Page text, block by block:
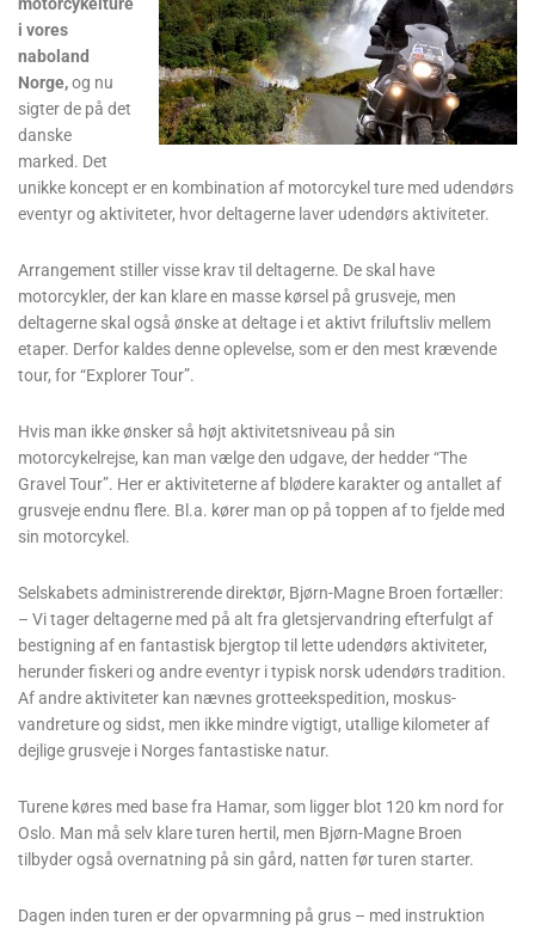
i vores
naboland
Norge,og nu
sigter de på det
danske
marked. Det
unikke koncept er en kombination af motorcykel ture med udendørs
eventyr og aktiviteter, hvor deltagerne laver udendørs aktiviteter.
Arrangement stiller visse krav til deltagerne. De skal have
motorcykler, der kan klare en masse kørsel på grusveje, men
deltagerne skal også ønske at deltage i et aktivt friluftsliv mellem
etaper. Derfor kaldes denne oplevelse, som er den mest krævende
tour, for “Explorer Tour”.
Hvis man ikke ønsker så højt aktivitetsniveau på sin
motorcykelrejse, kan man vælge den udgave, der hedder “The
Gravel Tour”. Her er aktiviteterne af blødere karakter og antallet af
grusveje endnu flere. Bl.a. kører man op på toppen af ​​to fjelde med
sin motorcykel.
Selskabets administrerende direktør, Bjørn-Magne Broen fortæller:
– Vi tager deltagerne med på alt fra gletsjervandring efterfulgt af
bestigning af ​​en fantastisk bjergtop til lette udendørs aktiviteter,
herunder fiskeri og andre eventyr i typisk norsk udendørs tradition.
Af andre aktiviteter kan nævnes grotteekspedition, moskus-
vandreture og sidst, men ikke mindre vigtigt, utallige kilometer af
dejlige grusveje i Norges fantastiske natur.
Turene køres med base fra Hamar, som ligger blot 120 km nord for
Oslo. Man må selv klare turen hertil, men Bjørn-Magne Broen
tilbyder også overnatning på sin gård, natten før turen starter.
Dagen inden turen er der opvarmning på grus – med instruktion